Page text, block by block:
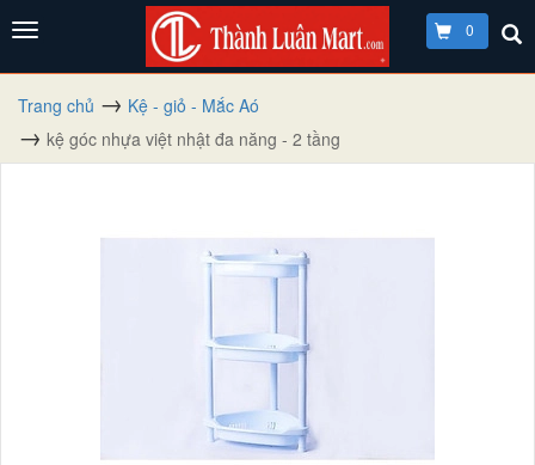
0
Trang chủ
Kệ - giỏ - Mắc Aó
kệ góc nhựa việt nhật đa năng - 2 tầng